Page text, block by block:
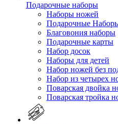
Подарочные наборы
Наборы ножей
Подарочные
Благовония наборы
Подарочные карты
Набор досок
Наборы для детей
Набор ножей без
Набор из четырех
Поварская двойка
Поварская тройка